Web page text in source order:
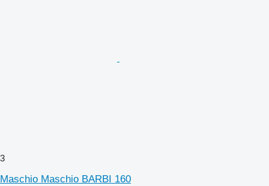
3
Maschio Maschio BARBI 160